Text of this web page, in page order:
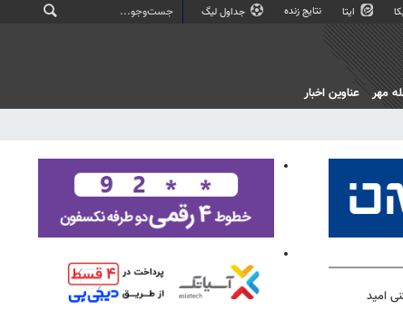
ایتا نتایج زنده جداول لیگ
مهر عناوین اخبار
امید